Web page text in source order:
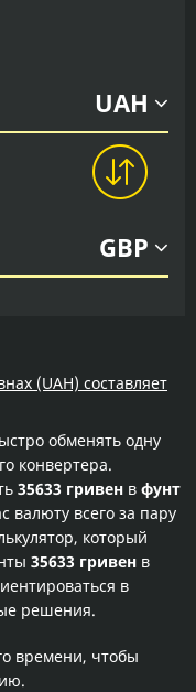
UAH
GBP
(UAH) составляет
обменять одну
конвертера.
35633 гривен в фунт
всего за пару
который
35633 гривен в
в
решения.
времени, чтобы